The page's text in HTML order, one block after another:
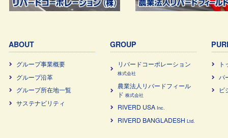
ABOUT
グループ事業概要
グループ沿革
グループ所在地一覧
サステナビリティ
GROUP
リバードコーポレーション
株式会社
農業法⼈リバードフィール
ド 株式会社
RIVERD USA Inc.
RIVERD BANGLADESH Ltd.
パ
ビ